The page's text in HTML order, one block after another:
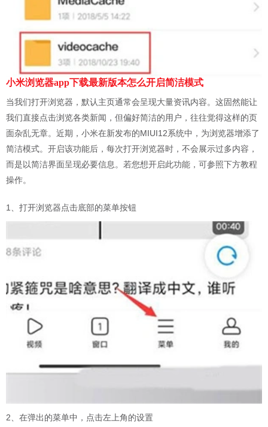
小米浏览器app下载最新版本怎么开启简洁模式
当我们打开浏览器，默认主页通常会呈现大量资讯内容。这固然能让
我们直接点击浏览各类新闻，但偏好简洁的用户，往往觉得这样的页
面杂乱无章。近期，小米在新发布的MIUI12系统中，为浏览器增添了
简洁模式。开启该功能后，每次打开浏览器时，不会展示过多内容，
而是以简洁界面呈现必要信息。若您想开启此功能，可参照下方教程
操作。
1、打开浏览器点击底部的菜单按钮
2、在弹出的菜单中，点击左上角的设置